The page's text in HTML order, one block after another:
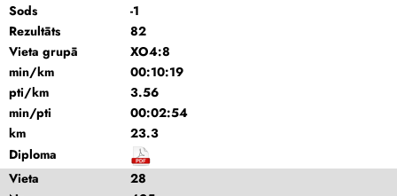
Sods
-1
Rezultāts
82
Vieta grupā
XO4:8
min/km
00:10:19
pti/km
3.56
min/pti
00:02:54
km
23.3
Diploma
Vieta
28